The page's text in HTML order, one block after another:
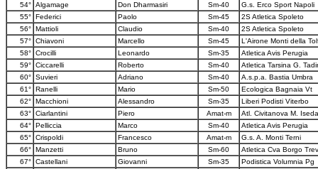
54° Algamage Don Dharmasiri Sm-40
G.s. Erco Sport Napoli
55° Federici Paolo Sm-45
2S Atletica Spoleto
56° Mattioli Claudio Sm-40
2S Atletica Spoleto
57° Chiavoni Marcello Sm-45
L'Airone Monti della
58° Crocilli Leonardo Sm-35
Atletica Avis Perugia
59° Ciccarelli Roberto Sm-40
Atletica Tarsina G.
60° Suvieri Adriano Sm-40
A.s.p.a. Bastia Umbra
61° Ranelli Mario Sm-50
Ecologica Bagnaia Vt
62° Macchioni Alessandro Sm-35
Liberi Podisti Viterbo
63° Ciarlantini Piero Amat-m
Atl. Civitanova M. Iseda
64° Pelliccia Marco Sm-40
Atletica Avis Perugia
65° Crispoldi Francesco Amat-m
G.s. A. Monti Terni
66° Manzetti Bruno Sm-60
Atletica Cva Borgo
67° Castellani Giovanni Sm-35
Podistica Volumnia Pg